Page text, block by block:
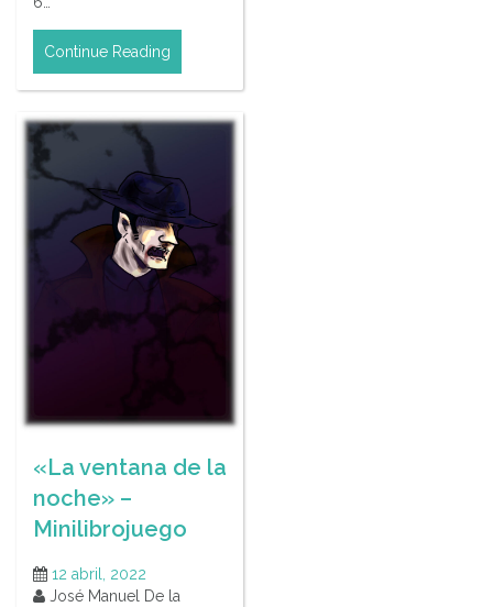
Continue Reading
«La ventana de la
noche» –
Minilibrojuego
12 abril, 2022
José Manuel De la